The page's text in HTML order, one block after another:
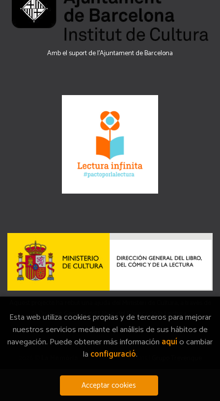
Amb el suport de l’Ajuntament de Barcelona
la Direcció General del Llibre, del Còmic i de la Lectura.
. Tots els Drets Reservats |
Esta web utiliza cookies propias y de terceros para mejorar
nuestros servicios mediante el análisis de sus hábitos de
navegación. Puede obtener más información aquío cambiar
la configuració.
Acceptar cookies